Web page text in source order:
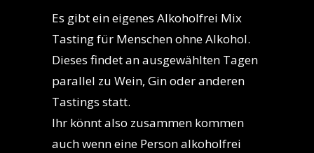
Es gibt ein eigenes Alkoholfrei Mix
Tasting für Menschen ohne Alkohol.
Dieses findet an ausgewählten Tagen
parallel zu Wein, Gin oder anderen
Tastings statt.
Ihr könnt also zusammen kommen
auch wenn eine Person alkoholfrei